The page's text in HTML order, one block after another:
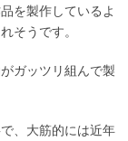
を製作しているよ
そうです。
ガッツリ組んで製
、大筋的には近年